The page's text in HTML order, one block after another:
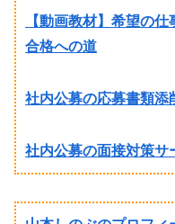
【動画教材】希望の
合格への道
社内公募の応募書類添
社内公募の面接対策サ